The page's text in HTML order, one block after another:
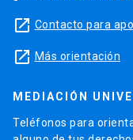
launch Contacto para
launch Más orientación
MEDIACIÓN
Teléfonos para